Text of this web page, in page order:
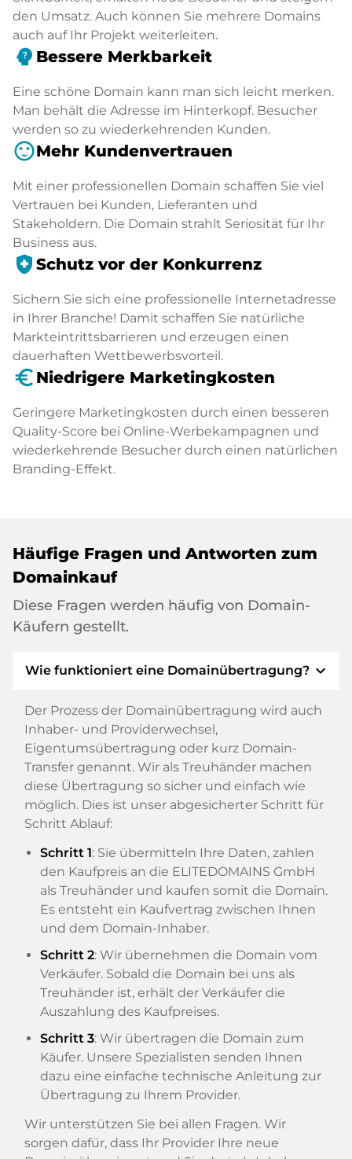
den Umsatz. Auch können Sie mehrere Domains
auch auf Ihr Projekt weiterleiten.
psychology_alt Bessere Merkbarkeit
Eine schöne Domain kann man sich leicht merken.
Man behält die Adresse im Hinterkopf. Besucher
werden so zu wiederkehrenden Kunden.
sentiment_satisfiedMehr Kundenvertrauen
Mit einer professionellen Domain schaffen Sie viel
Vertrauen bei Kunden, Lieferanten und
Stakeholdern. Die Domain strahlt Seriosität für Ihr
Business aus.
health_and_safety Schutz vor der Konkurrenz
Sichern Sie sich eine professionelle Internetadresse
in Ihrer Branche! Damit schaffen Sie natürliche
Markteintrittsbarrieren und erzeugen einen
dauerhaften Wettbewerbsvorteil.
euro_symbol Niedrigere Marketingkosten
Geringere Marketingkosten durch einen besseren
Quality-Score bei Online-Werbekampagnen und
wiederkehrende Besucher durch einen natürlichen
Branding-Effekt.
Häufige Fragen und Antworten zum
Domainkauf
Diese Fragen werden häufig von Domain-
Käufern gestellt.
Wie funktioniert eine Domainübertragung? expand_more
Der Prozess der Domainübertragung wird auch
Inhaber- und Providerwechsel,
Eigentumsübertragung oder kurz Domain-
Transfer genannt. Wir als Treuhänder machen
diese Übertragung so sicher und einfach wie
möglich. Dies ist unser abgesicherter Schritt für
Schritt Ablauf:
Schritt 1: Sie übermitteln Ihre Daten, zahlen
den Kaufpreis an die ELITEDOMAINS GmbH
als Treuhänder und kaufen somit die Domain.
Es entsteht ein Kaufvertrag zwischen Ihnen
und dem Domain-Inhaber.
Schritt 2: Wir übernehmen die Domain vom
Verkäufer. Sobald die Domain bei uns als
Treuhänder ist, erhält der Verkäufer die
Auszahlung des Kaufpreises.
Schritt 3: Wir übertragen die Domain zum
Käufer. Unsere Spezialisten senden Ihnen
dazu eine einfache technische Anleitung zur
Übertragung zu Ihrem Provider.
Wir unterstützen Sie bei allen Fragen. Wir
sorgen dafür, dass Ihr Provider Ihre neue